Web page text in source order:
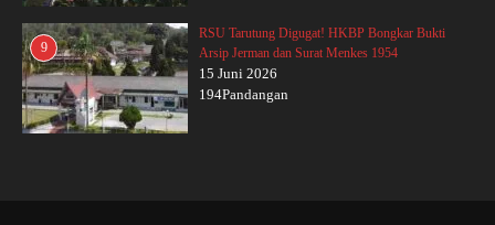
9
RSU Tarutung Digugat! HKBP Bongkar Bukti
Arsip Jerman dan Surat Menkes 1954
15 Juni 2026
194Pandangan